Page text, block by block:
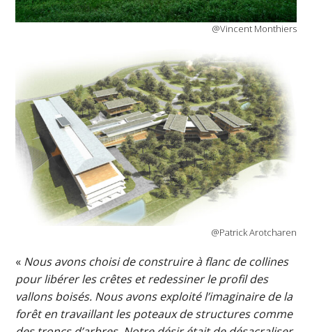
@Vincent Monthiers
@Patrick Arotcharen
« Nous avons choisi de construire à flanc de collines
pour libérer les crêtes et redessiner le profil des
vallons boisés. Nous avons exploité l’imaginaire de la
forêt en travaillant les poteaux de structures comme